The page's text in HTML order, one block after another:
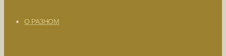
О РАЗНОМ